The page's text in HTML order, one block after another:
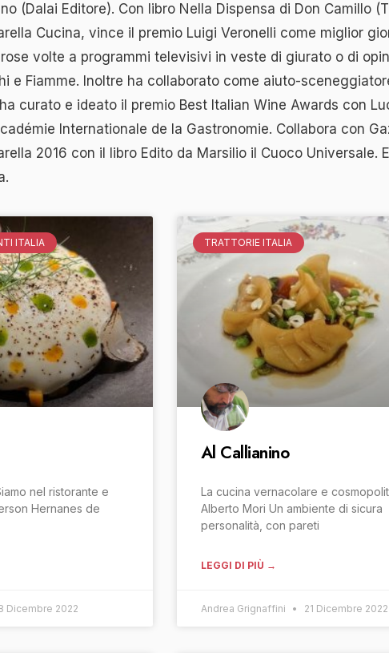
(Dalai Editore). Con libro Nella Dispensa di Don Camillo
Cucina, vince il premio Luigi Veronelli come miglior
volte a programmi televisivi in veste di giurato o di
e Fiamme. Inoltre ha collaborato come aiuto-
curato e ideato il premio Best Italian Wine Awards con
Internationale de la Gastronomie. Collabora con
2016 con il libro Edito da Marsilio il Cuoco Universale.
ITALIA
nel ristorante e
Hernanes de
Dicembre 2022
TRATTORIE ITALIA
Al Callianino
La cucina vernacolare e
Alberto Mori Un ambiente di sicura
personalità, con pareti
LEGGI DI PIÙ →
Andrea Grignaffini 21 Dicembre 2022